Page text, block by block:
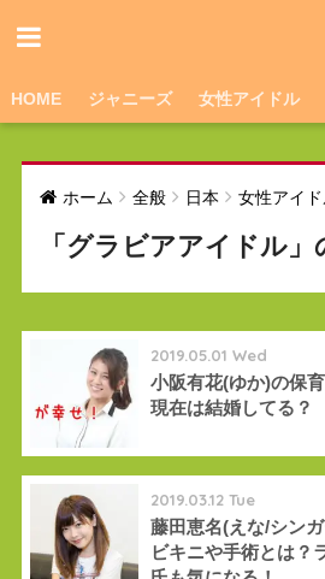
HOME ジャニーズ 女性アイドル
ホーム 全般 日本 女性アイ
「グラビアアイドル」
2019.05.01 Wed
小阪有花(ゆか)の保
現在は結婚してる？
2019.03.12 Tue
藤田恵名(えな/シン
ビキニや手術とは？